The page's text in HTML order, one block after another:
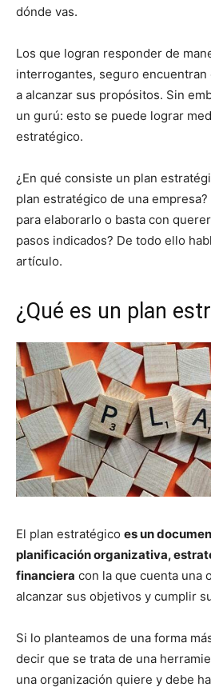
dónde vas.
Los que logran responder de
interrogantes, seguro
a alcanzar sus propósitos. Sin
un gurú: esto se puede lograr
estratégico.
¿En qué consiste un plan
plan estratégico de una
para elaborarlo o basta con
pasos indicados? De todo ello
artículo.
¿Qué es un plan
El plan estratégico es un
planificación organizativa,
financiera con la que cuenta una
alcanzar sus objetivos y cumplir
Si lo planteamos de una forma
decir que se trata de una
una organización quiere y debe